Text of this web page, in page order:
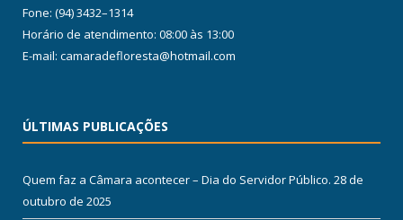
Fone: (94) 3432–1314
Horário de atendimento: 08:00 às 13:00
E-mail: camaradefloresta@hotmail.com
ÚLTIMAS PUBLICAÇÕES
Quem faz a Câmara acontecer – Dia do Servidor Público. 28 de
outubro de 2025